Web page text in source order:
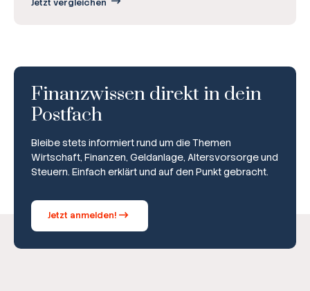
Jetzt vergleichen
Finanzwissen direkt in dein
Postfach
Bleibe stets informiert rund um die Themen
Wirtschaft, Finanzen, Geldanlage, Altersvorsorge und
Steuern. Einfach erklärt und auf den Punkt gebracht.
Jetzt anmelden!